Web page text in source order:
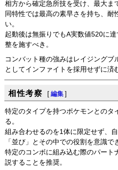
相方から確定急所技を受け、最大ま
同特性では最高の素早さを持ち、耐
い。
起動後は無振りでもA実数値520に
整を施すべき。
コンバット種の強みはレイジングブ
としてインファイトを採用せずに済
相性考察 [ 編集 ]
特定のタイプを持つポケモンとのタ
る。
組み合わせるのを1体に限定せず、
「並び」とその中での役割を意識で
特定のコンボに組み込む際のパート
説することを推奨。